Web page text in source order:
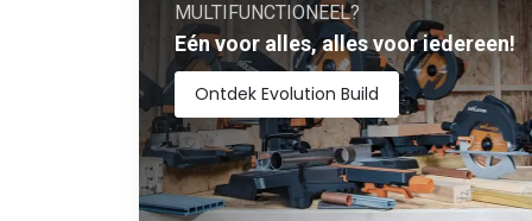
MULTIFUNCTIONEEL?
Eén voor alles, alles voor iedereen!
Ontdek Evolution Build